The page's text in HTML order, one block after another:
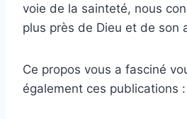
voie de la sainteté, nous
plus près de Dieu et de son
Ce propos vous a fasciné
également ces publications :